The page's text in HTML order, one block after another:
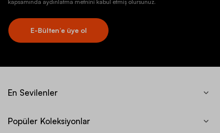
kapsamında aydınlatma metnini kabul etmiş olursunuz.
E-Bülten’e üye ol
En Sevilenler
Popüler Koleksiyonlar